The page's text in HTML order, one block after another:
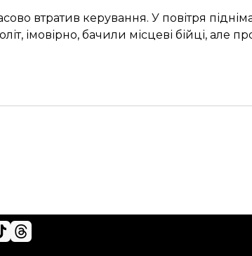
втратив керування. У повітря
імовірно, бачили місцеві бійці, але